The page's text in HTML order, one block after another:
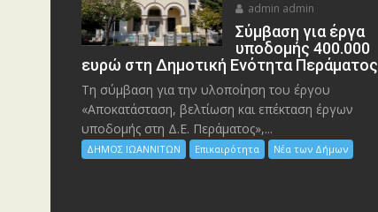
admin admin
Σύμβαση για έργα
υποδομής 400.000
ευρώ στη Δημοτική Ενότητα Περάματος
Τη σύμβαση για την υλοποίηση του έργου
«Αποκατάσταση, βελτίωση και επέκταση έργων
υποδομής στη Δ.Ε. Περάματος»,...
ΔΗΜΟΣ ΙΩΑΝΝΙΤΩΝ Επικαιρότητα Νέα των Δήμων